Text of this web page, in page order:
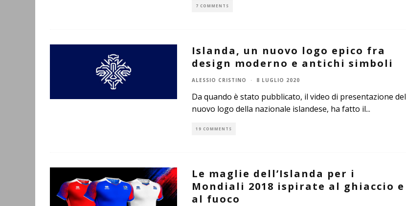
7 COMMENTS
Islanda, un nuovo logo epico fra
design moderno e antichi simboli
ALESSIO CRISTINO · 8 LUGLIO 2020
Da quando è stato pubblicato, il video di presentazione del
nuovo logo della nazionale islandese, ha fatto il...
19 COMMENTS
Le maglie dell’Islanda per i
Mondiali 2018 ispirate al ghiaccio e
al fuoco